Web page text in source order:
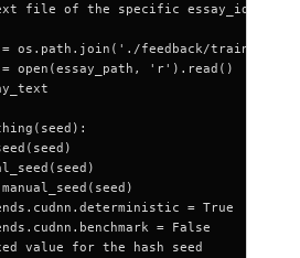
file of the specific essay_id
os.path.join('./feedback/train/',
open(essay_path, 'r').read()
= True
= False
value for the hash seed